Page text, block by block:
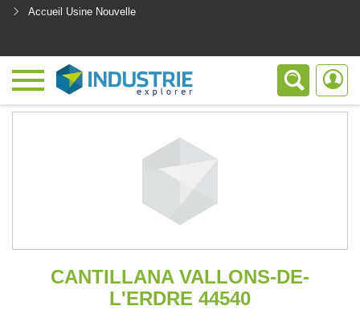
Accueil Usine Nouvelle
CANTILLANA VALLONS-DE-
L'ERDRE 44540